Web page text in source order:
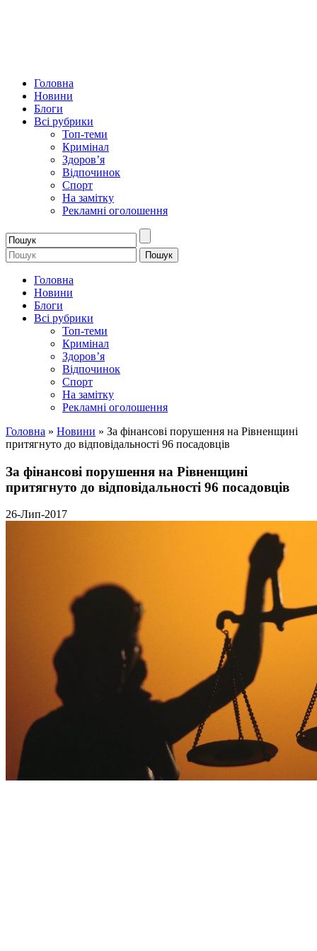
Головна
Новини
Блоги
Всі рубрики
Топ-теми
Кримінал
Здоров’я
Відпочинок
Спорт
На замітку
Рекламні оголошення
Головна
Новини
Блоги
Всі рубрики
Топ-теми
Кримінал
Здоров’я
Відпочинок
Спорт
На замітку
Рекламні оголошення
Головна » Новини » За фінансові порушення на Рівненщині
притягнуто до відповідальності 96 посадовців
За фінансові порушення на Рівненщині
притягнуто до відповідальності 96 посадовців
26-Лип-2017